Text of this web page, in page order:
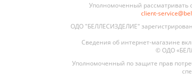
Уполномоченный рассматривать
client-
ОДО "БЕЛЛЕСИЗДЕЛИЕ"
Сведения об интернет-магазине
© ОДО
Уполномоченный по защите прав